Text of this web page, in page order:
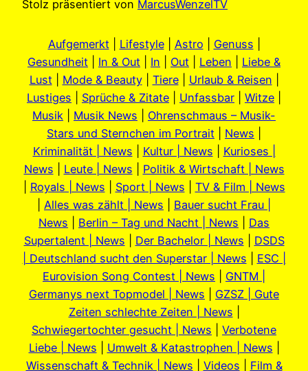
Stolz präsentiert von MarcusWenzelTV
Aufgemerkt| Lifestyle| Astro Genuss
Gesundheit
In & Out In Out Leben
Liebe &
Lust| Mode & Beauty| Tiere| Urlaub & Reisen
Lustiges
Sprüche & Zitate Unfassbar Witze
Musik
Musik News
Ohrenschmaus – Musik-
Stars und Sternchen im Portrait
News
Kriminalität | News
Kultur | News
Kurioses |
News
Leute | News
Politik & Wirtschaft | News
Royals | News Sport | News
TV & Film | News
Alles was zählt | News
Bauer sucht Frau |
News
Berlin – Tag und Nacht | News
Das
Supertalent | News
Der Bachelor | News
DSDS
| Deutschland sucht den Superstar | News
ESC |
Eurovision Song Contest | News
GNTM |
Germanys next Topmodel | News
GZSZ | Gute
Zeiten schlechte Zeiten | News
Schwiegertochter gesucht | News
Verbotene
Liebe | News
Umwelt & Katastrophen | News
Wissenschaft & Technik | News
Videos Film &